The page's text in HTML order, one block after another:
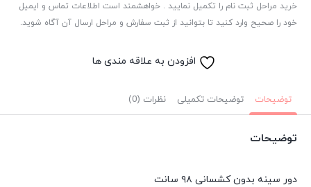
خرید مراحل ثبت نام را تکمیل نمایید . خواهشمند است اطلاعات تماس و ایمیل
خود را صحیح وارد کنید تا بتوانید از ثبت سفارش و مراحل ارسال آن آگاه شوید.
افزودن به علاقه مندی ها
توضیحات توضیحات تکمیلی نظرات (0)
توضیحات
دور سینه بدون کشسانی ۹۸ سانت